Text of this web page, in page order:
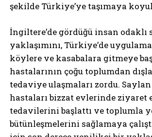
şekilde Türkiye’ye taşımaya
İngiltere’de gördüğü insan odaklı
yaklaşımını, Türkiye’de
köylere ve kasabalara gitmeye
hastalarının çoğu toplumdan
tedaviye ulaşmaları zordu.
hastaları bizzat evlerinde ziyaret
tedavilerini başlattı ve toplumla
bütünleşmelerini sağlamaya